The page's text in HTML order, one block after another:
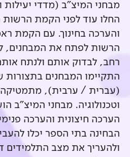
מבחני המיצ"ב (מדדי
החלו עוד לפני הקמת
הרשות לפתח את המבחנים,
התקיימו המבחנים
(עברית / ערבית),
וטכנולוגיה. מבחני המיצ"ב
הערכה חיצונית והערכה
הבחינה בתי הספר יכלו
ולהעריך את מצב התלמידים